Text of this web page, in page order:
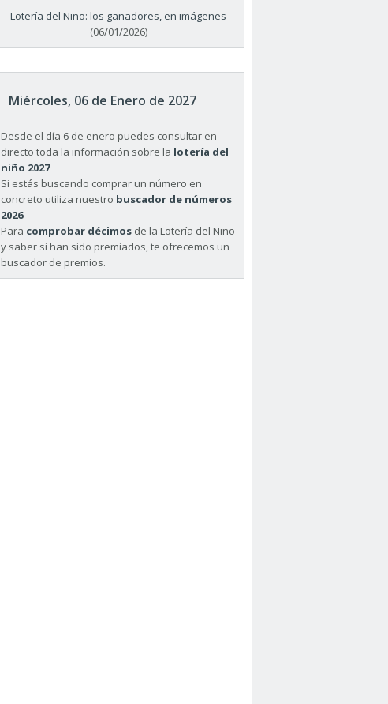
Lotería del Niño: los ganadores, en imágenes
(06/01/2026)
Miércoles, 06 de Enero de 2027
Desde el día 6 de enero puedes consultar en
directo toda la información sobre la lotería del
niño 2027
Si estás buscando comprar un número en
concreto utiliza nuestro buscador de números
2026.
Para comprobar décimos de la Lotería del Niño
y saber si han sido premiados, te ofrecemos un
buscador de premios.